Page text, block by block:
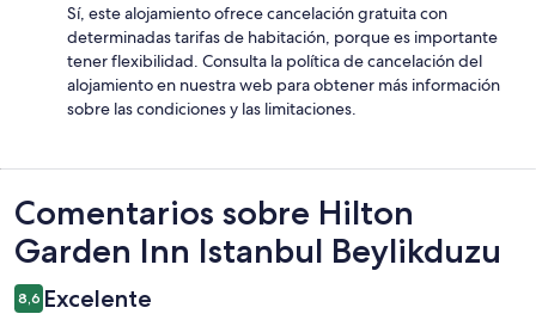
Sí, este alojamiento ofrece cancelación gratuita con
determinadas tarifas de habitación, porque es importante
tener flexibilidad. Consulta la política de cancelación del
alojamiento en nuestra web para obtener más información
sobre las condiciones y las limitaciones.
Comentarios
Comentarios sobre Hilton
Garden Inn Istanbul Beylikduzu
8,6 Excelente